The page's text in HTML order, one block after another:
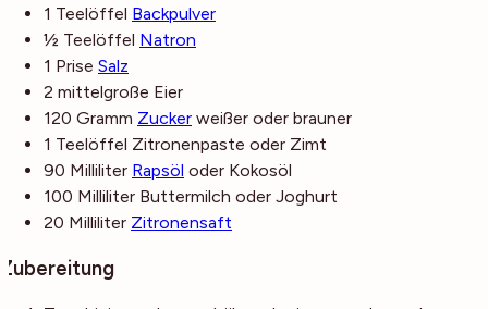
1 Teelöffel Backpulver
½ Teelöffel Natron
1 Prise Salz
2 mittelgroße Eier
120 Gramm Zucker weißer oder brauner
1 Teelöffel Zitronenpaste oder Zimt
90 Milliliter Rapsöl oder Kokosöl
100 Milliliter Buttermilch oder Joghurt
20 Milliliter Zitronensaft
Zubereitung